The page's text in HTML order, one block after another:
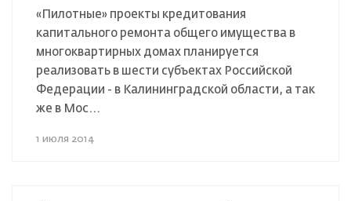
«Пилотные» проекты кредитования
капитального ремонта общего имущества в
многоквартирных домах планируется
реализовать в шести субъектах Российской
Федерации - в Калининградской области, а так
же в Мос...
1 июля 2014